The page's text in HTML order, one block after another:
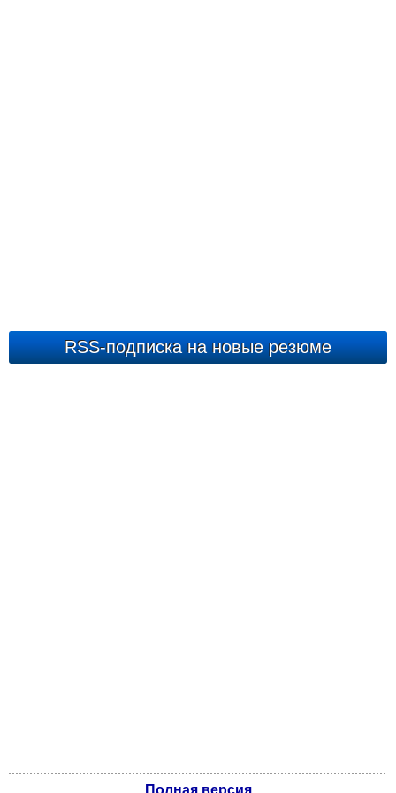
RSS-подписка на новые резюме
Полная версия